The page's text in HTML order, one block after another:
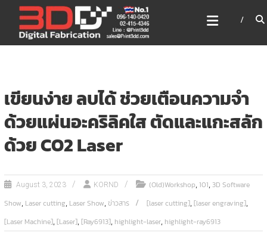
content
3DD DIGITAL FABRICATION
เครื่องพิมพ์3มิติ สแกนเนอร์
เลเซอร์
เขียนง่าย ลบได้ ช่วยเตือนความจำ
ด้วยแผ่นอะคริลิคใส ตัดและแกะสลัก
ด้วย CO2 Laser
August 3, 2023 KORND (Old)Workshop,101,3D Software
Show, Laser cutting, Laser Show,ข่าวสาร [laser cutting],[laser engraving],
[Laser Machine],[Laser],[Ray6913], highlight-laser, highlight-ray6913